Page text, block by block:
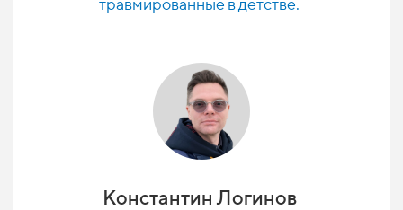
Константин Логинов